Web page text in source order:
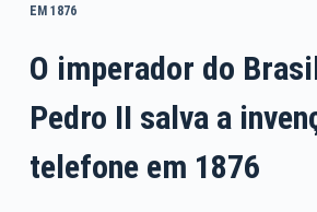
EM 1876
O imperador do
Pedro II salva a
telefone em 1876